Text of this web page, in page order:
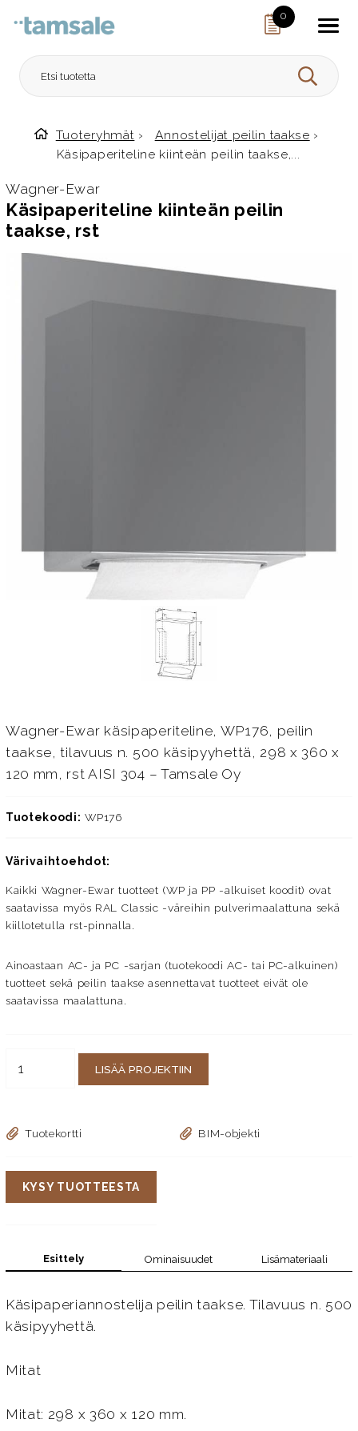
0
HAE
Etusivulle
Tuoteryhmät › Annostelijat peilin taakse ›
Käsipaperiteline kiinteän peilin taakse,...
Wagner-Ewar
Käsipaperiteline kiinteän peilin
taakse, rst
Wagner-Ewar käsipaperiteline, WP176, peilin
taakse, tilavuus n. 500 käsipyyhettä, 298 x 360 x
120 mm, rst AISI 304 – Tamsale Oy
Tuotekoodi: WP176
Värivaihtoehdot:
Kaikki Wagner-Ewar tuotteet (WP ja PP -alkuiset koodit) ovat
saatavissa myös RAL Classic -väreihin pulverimaalattuna sekä
kiillotetulla rst-pinnalla.
Ainoastaan AC- ja PC -sarjan (tuotekoodi AC- tai PC-alkuinen)
tuotteet sekä peilin taakse asennettavat tuotteet eivät ole
saatavissa maalattuna.
LISÄÄ PROJEKTIIN
Tuotekortti BIM-objekti
KYSY TUOTTEESTA
Esittely Ominaisuudet Lisämateriaali
Käsipaperiannostelija peilin taakse. Tilavuus n. 500
käsipyyhettä.
Mitat
Mitat: 298 x 360 x 120 mm.